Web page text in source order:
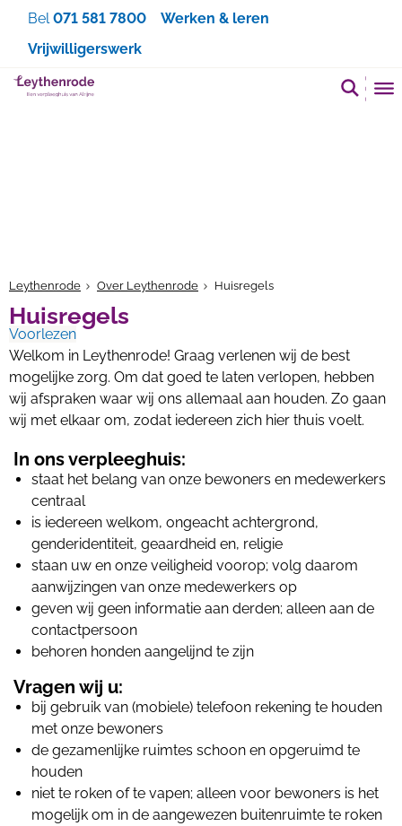
Bel071 581 7800
Werken & leren
Vrijwilligerswerk
Leythenrode Over Leythenrode Huisregels
Huisregels
Voorlezen
Welkom in Leythenrode! Graag verlenen wij de best
mogelijke zorg. Om dat goed te laten verlopen, hebben
wij afspraken waar wij ons allemaal aan houden. Zo gaan
wij met elkaar om, zodat iedereen zich hier thuis voelt.
In ons verpleeghuis:
staat het belang van onze bewoners en medewerkers
centraal
is iedereen welkom, ongeacht achtergrond,
genderidentiteit, geaardheid en, religie
staan uw en onze veiligheid voorop; volg daarom
aanwijzingen van onze medewerkers op
geven wij geen informatie aan derden; alleen aan de
contactpersoon
behoren honden aangelijnd te zijn
Vragen wij u:
bij gebruik van (mobiele) telefoon rekening te houden
met onze bewoners
de gezamenlijke ruimtes schoon en opgeruimd te
houden
niet te roken of te vapen; alleen voor bewoners is het
mogelijk om in de aangewezen buitenruimte te roken